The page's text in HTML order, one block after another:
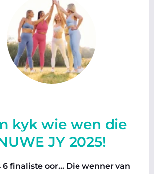
kyk wie wen die
JY 2025!
6 finaliste oor… Die wenner van